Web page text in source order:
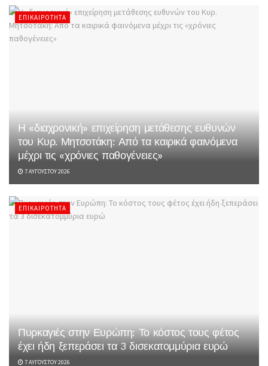
ΕΠΙΚΑΙΡΌΤΗΤΑ
Η «διαχρονική» επιχείρηση μετάθεσης ευθυνών
του Κυρ. Μητσοτάκη: Από τα καιρικά φαινόμενα
μέχρι τις «χρόνιες παθογένειες»
7 ΑΥΓΟΎΣΤΟΥ 2026
ΕΠΙΚΑΙΡΌΤΗΤΑ
Πυρκαγιές στην Ευρώπη: Το κόστος τους φέτος
έχει ήδη ξεπεράσει τα 3 δισεκατομμύρια ευρώ
7 ΑΥΓΟΎΣΤΟΥ 2026